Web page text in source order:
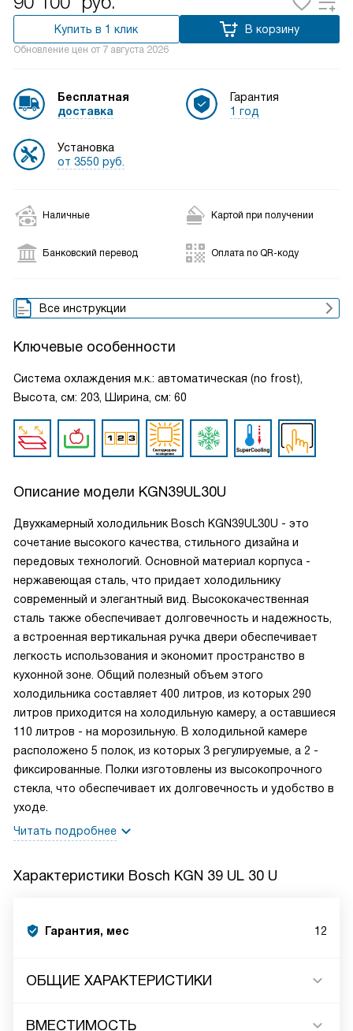
Купить в 1 клик В корзину
Обновление цен от 7 августа 2026
Бесплатная
доставка
Установка
от 3550 руб.
Гарантия
1 год
Наличные Картой при получении
Банковский перевод Оплата по QR-коду
Все инструкции
Ключевые особенности
Система охлаждения м.к.: автоматическая (no frost),
Высота, см: 203, Ширина, см: 60
Описание модели KGN39UL30U
Двухкамерный холодильник Bosch KGN39UL30U - это
сочетание высокого качества, стильного дизайна и
передовых технологий. Основной материал корпуса -
нержавеющая сталь, что придает холодильнику
современный и элегантный вид. Высококачественная
сталь также обеспечивает долговечность и надежность,
а встроенная вертикальная ручка двери обеспечивает
легкость использования и экономит пространство в
кухонной зоне. Общий полезный объем этого
холодильника составляет 400 литров, из которых 290
литров приходится на холодильную камеру, а оставшиеся
110 литров - на морозильную. В холодильной камере
расположено 5 полок, из которых 3 регулируемые, а 2 -
фиксированные. Полки изготовлены из высокопрочного
стекла, что обеспечивает их долговечность и удобство в
уходе.
Читать подробнее
Характеристики Bosch KGN 39 UL 30 U
Гарантия, мес 12
ОБЩИЕ ХАРАКТЕРИСТИКИ
ВМЕСТИМОСТЬ